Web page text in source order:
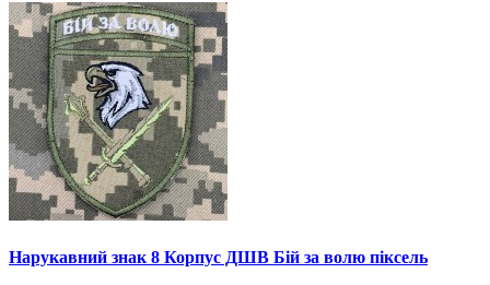
Нарукавний знак 8 Корпус ДШВ Бій за волю піксель